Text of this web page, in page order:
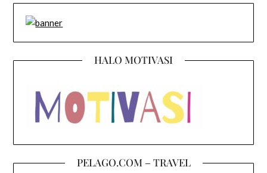
HALO MOTIVASI
PELAGO.COM – TRAVEL